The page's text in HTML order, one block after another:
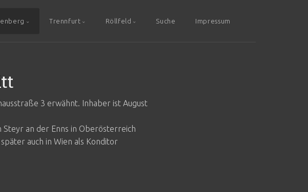
Trennfurt Röllfeld Suche Impressum
3 erwähnt. Inhaber ist August
Steyr an der Enns in Oberösterreich
auch in Wien als Konditor